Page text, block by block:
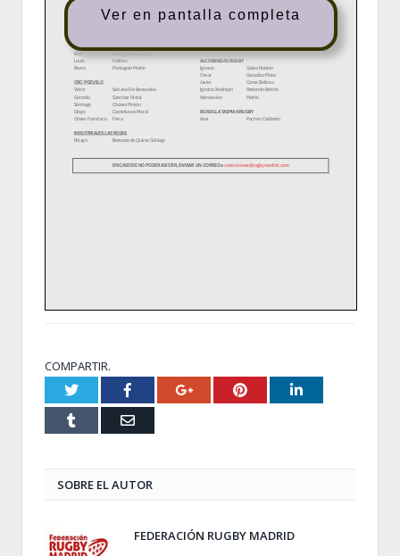
Ver en pantalla completa
COMPARTIR.
Twitter Facebook Google+ Pinterest LinkedIn
Email
SOBRE EL AUTOR
FEDERACIÓN RUGBY MADRID